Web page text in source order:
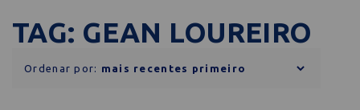
TAG: GEAN LOUREIRO
Ordenar por: